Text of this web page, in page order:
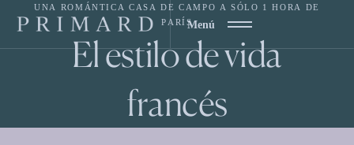
Menú
UNA ROMÁNTICA CASA DE CAMPO A SÓLO 1 HORA DE
PARÍS
El estilo de vida
francés